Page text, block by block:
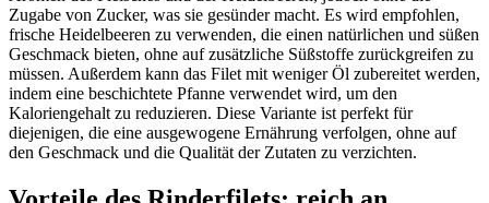
Zugabe von Zucker, was sie gesünder macht. Es wird empfohlen,
frische Heidelbeeren zu verwenden, die einen natürlichen und süßen
Geschmack bieten, ohne auf zusätzliche Süßstoffe zurückgreifen zu
müssen. Außerdem kann das Filet mit weniger Öl zubereitet werden,
indem eine beschichtete Pfanne verwendet wird, um den
Kaloriengehalt zu reduzieren. Diese Variante ist perfekt für
diejenigen, die eine ausgewogene Ernährung verfolgen, ohne auf
den Geschmack und die Qualität der Zutaten zu verzichten.